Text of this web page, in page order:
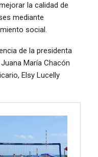
la calidad de
mediante
social.
de la presidenta
María Chacón
Elsy Lucelly